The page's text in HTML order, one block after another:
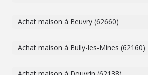
Achat maison à Beuvry (62660)
Achat maison à Bully-les-Mines (62160)